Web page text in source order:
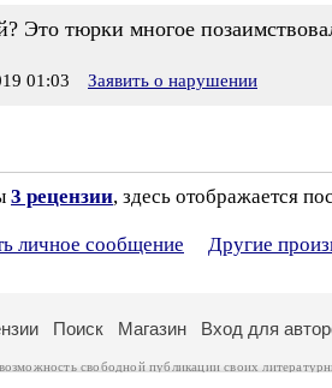
Это тюрки многое
01:03 Заявить о нарушении
3 рецензии, здесь отображается
личное сообщение Другие
Поиск Магазин Вход для
свободной публикации своих
и охраняются
. Перепечатка